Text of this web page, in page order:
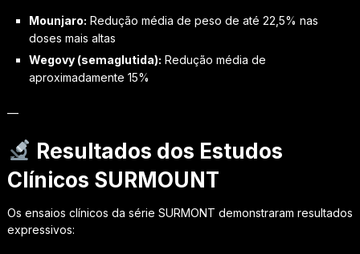
Mounjaro: Redução média de peso de até 22,5% nas
doses mais altas
Wegovy (semaglutida): Redução média de
aproximadamente 15%
—
Resultados dos Estudos
Clínicos SURMOUNT
Os ensaios clínicos da série SURMONT demonstraram resultados
expressivos: